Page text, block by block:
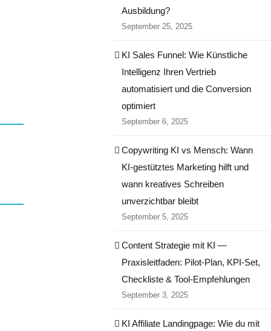
Ausbildung?
September 25, 2025
KI Sales Funnel: Wie Künstliche
Intelligenz Ihren Vertrieb
automatisiert und die Conversion
optimiert
September 6, 2025
Copywriting KI vs Mensch: Wann
KI-gestütztes Marketing hilft und
wann kreatives Schreiben
unverzichtbar bleibt
September 5, 2025
Content Strategie mit KI —
Praxisleitfaden: Pilot‑Plan, KPI‑Set,
Checkliste & Tool‑Empfehlungen
September 3, 2025
KI Affiliate Landingpage: Wie du mit